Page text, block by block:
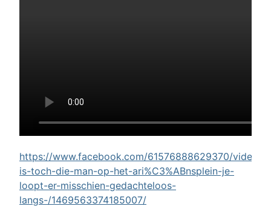
https://www.facebook.com/61576888629370/videos/
is-toch-die-man-op-het-ari%C3%ABnsplein-je-
loopt-er-misschien-gedachteloos-
langs-/1469563374185007/